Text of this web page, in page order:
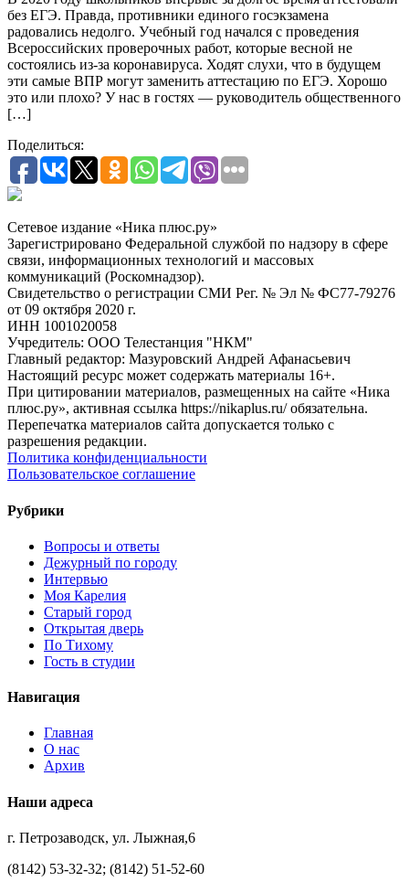
без ЕГЭ. Правда, противники единого госэкзамена
радовались недолго. Учебный год начался с проведения
Всероссийских проверочных работ, которые весной не
состоялись из-за коронавируса. Ходят слухи, что в будущем
эти самые ВПР могут заменить аттестацию по ЕГЭ. Хорошо
это или плохо? У нас в гостях — руководитель общественного
[…]
Поделиться:
Сетевое издание «Ника плюс.ру»
Зарегистрировано Федеральной службой по надзору в сфере
связи, информационных технологий и массовых
коммуникаций (Роскомнадзор).
Свидетельство о регистрации СМИ Рег. № Эл № ФС77-79276
от 09 октября 2020 г.
ИНН 1001020058
Учредитель: ООО Телестанция "НКМ"
Главный редактор: Мазуровский Андрей Афанасьевич
Настоящий ресурс может содержать материалы 16+.
При цитировании материалов, размещенных на сайте «Ника
плюс.ру», активная ссылка https://nikaplus.ru/ обязательна.
Перепечатка материалов сайта допускается только с
разрешения редакции.
Политика конфиденциальности
Пользовательское соглашение
Рубрики
Вопросы и ответы
Дежурный по городу
Интервью
Моя Карелия
Старый город
Открытая дверь
По Тихому
Гость в студии
Навигация
Главная
О нас
Архив
Наши адреса
г. Петрозаводск, ул. Лыжная,6
(8142) 53-32-32; (8142) 51-52-60